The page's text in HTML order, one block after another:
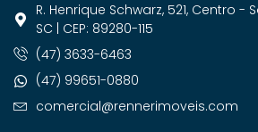
R. Henrique Schwarz, 521, Centro -
SC | CEP: 89280-115
(47) 3633-6463
(47) 99651-0880
comercial@rennerimoveis.com